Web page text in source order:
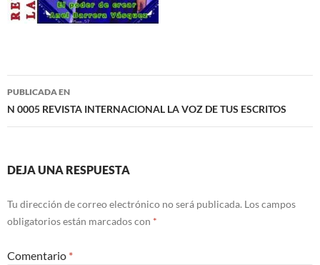
Navegación
de
PUBLICADA EN
N 0005 REVISTA INTERNACIONAL LA VOZ DE TUS ESCRITOS
DEJA UNA RESPUESTA
Tu dirección de correo electrónico no será publicada. Los campos
obligatorios están marcados con *
Comentario *